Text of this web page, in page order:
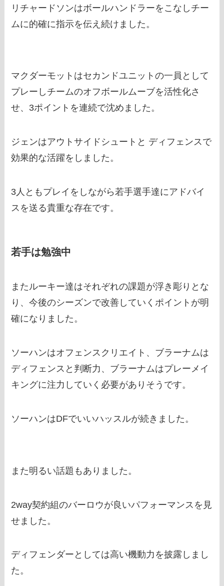
リチャードソンはボールハンドラーをこなしチー
ムに的確に指示を伝え続けました。
マクダーモットはセカンドユニットの一員として
プレーしチームのオフボールムーブを活性化さ
せ、3ポイントを連続で沈めました。
ジェンはアウトサイドシュートと ディフェンスで
効果的な活躍をしました。
3人ともプレイをしながら若手選手達にアドバイ
スを送る貴重な存在です。
若手は勉強中
またルーキー達はそれぞれの課題が浮き彫りとな
り、今後のシーズンで改善していくポイントが明
確になりました。
ソーハンはオフェンスクリエイト、ブラーナムは
ディフェンスと判断力、ブラーナムはプレーメイ
キングに注力していく必要がありそうです。
ソーハンはDFでいいハッスルが続きました。
また明るい話題もありました。
2way契約組のバーロウが良いパフォーマンスを見
せました。
ディフェンダーとしては高い機動力を披露しまし
た。